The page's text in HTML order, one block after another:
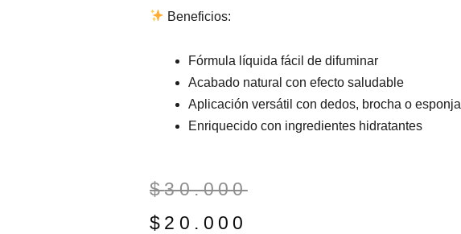
Beneficios:
Fórmula líquida fácil de difuminar
Acabado natural con efecto saludable
Aplicación versátil con dedos, brocha o esponja
Enriquecido con ingredientes hidratantes
$30.000
El
precio
$ 20.000
El
precio